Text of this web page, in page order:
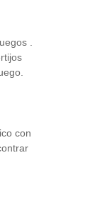
.
con